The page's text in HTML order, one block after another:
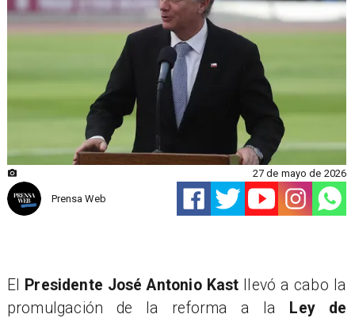
Prensa Web
27 de mayo de 2026
El Presidente José Antonio Kast llevó a cabo la
promulgación de la reforma a la
Ley de